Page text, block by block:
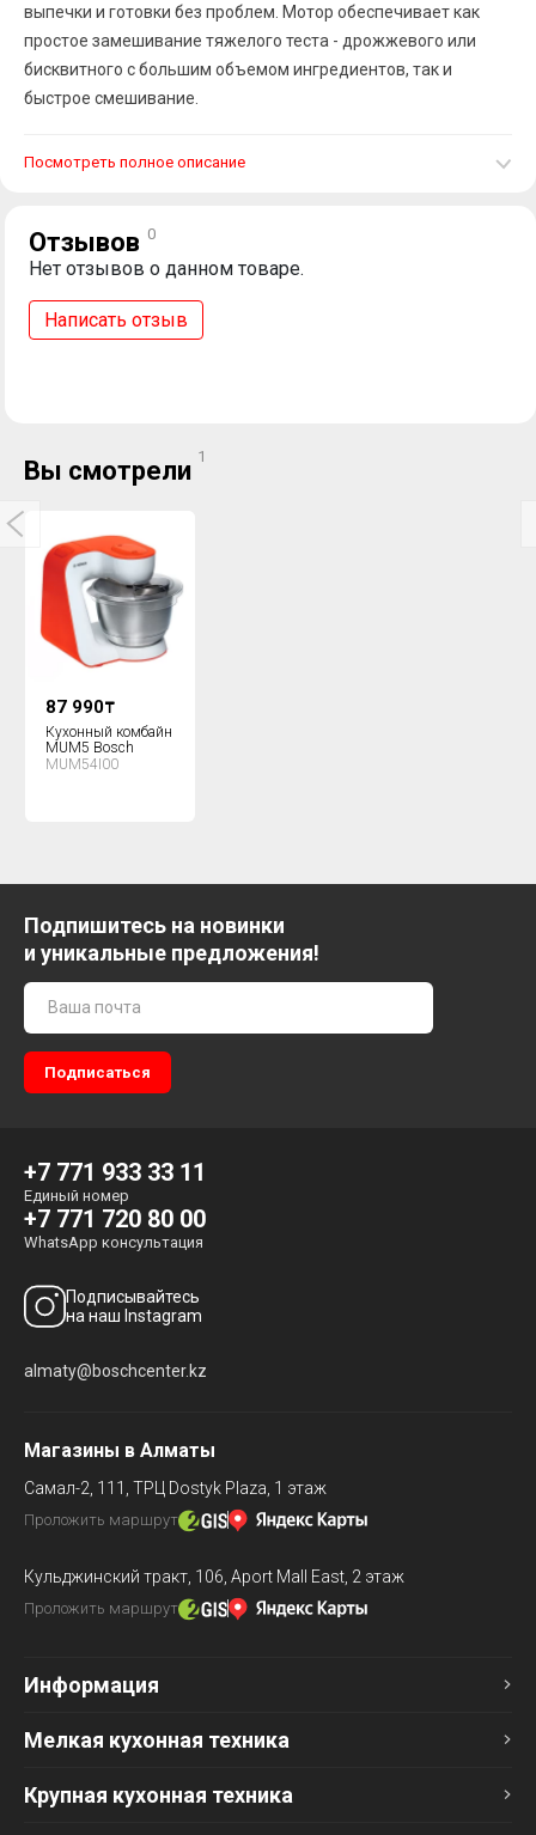
выпечки и готовки без проблем. Мотор обеспечивает как
простое замешивание тяжелого теста - дрожжевого или
бисквитного с большим объемом ингредиентов, так и
быстрое смешивание.
Посмотреть полное описание
Отзывов 0
Нет отзывов о данном товаре.
Написать отзыв
Вы смотрели 1
87 990₸
Кухонный комбайн
MUM5 Bosch
MUM54I00
Подпишитесь на новинки
и уникальные предложения!
+7 771 933 33 11
Единый номер
+7 771 720 80 00
WhatsApp консультация
Подписывайтесь
на наш Instagram
almaty@boschcenter.kz
Магазины в Алматы
Самал-2, 111, ТРЦ Dostyk Plaza, 1 этаж
Проложить маршрут
Кульджинский тракт, 106, Aport Mall East, 2 этаж
Проложить маршрут
Информация
Мелкая кухонная техника
Крупная кухонная техника